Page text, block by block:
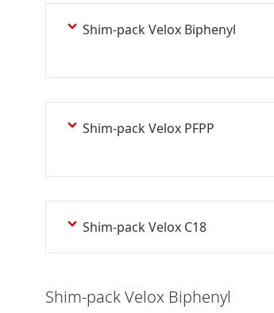
Shim-pack Velox Biphenyl
Shim-pack Velox PFPP
Shim-pack Velox C18
Shim-pack Velox Biphenyl